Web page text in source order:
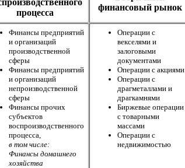
процесса
финансовый рынок
Финансы предприятий
и организаций
производственной
сферы
Финансы предприятий
и организаций
непроизводственной
сферы
Финансы прочих
субъектов
воспроизводственного
процесса,
в том числе:
Финансы домашнего
хозяйства
Операции с
векселями и
залоговыми
документами
Операции с акциями
Операции с
драгметаллами и
драгкамнями
Биржевые операции
с товарными
массами
Операции с
недвижимостью